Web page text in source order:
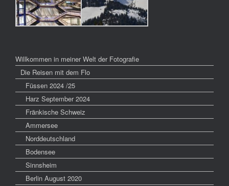
Willkommen in meiner Welt der Fotografie
Die Reisen mit dem Flo
Füssen 2024 /25
Harz September 2024
Fränkische Schweiz
Ammersee
Norddeutschland
Bodensee
Sinnsheim
Berlin August 2020